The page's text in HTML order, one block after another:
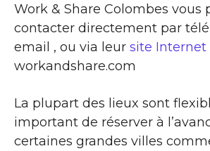
Work & Share Colombes vous
contacter directement par
email , ou via leur site Internet
workandshare.com
La plupart des lieux sont
important de réserver à
certaines grandes villes